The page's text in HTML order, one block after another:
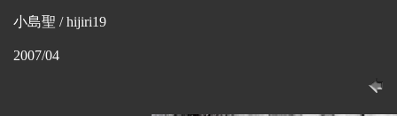
小島聖 / hijiri19
2007/04